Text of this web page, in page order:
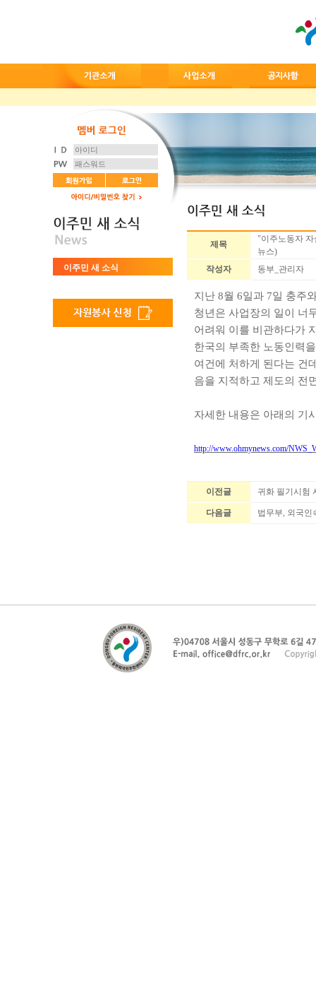
이주민 새 소식
제목
"이주노동자 자
뉴스)
작성자
동부_관리자
지난 8월 6일과 7일 충주
청년은 사업장의 일이 너
어려워 이를 비관하다가
한국의 부족한 노동인력
여건에 처하게 된다는 건
음을 지적하고 제도의 전
자세한 내용은 아래의 기
http://www.ohmynews.com/
이전글 귀화 필기시험
다음글 법무부, 외국인